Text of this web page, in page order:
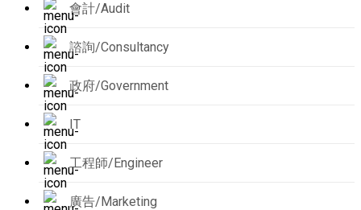
會計/Audit
諮詢/Consultancy
政府/Government
IT
工程師/Engineer
廣告/Marketing